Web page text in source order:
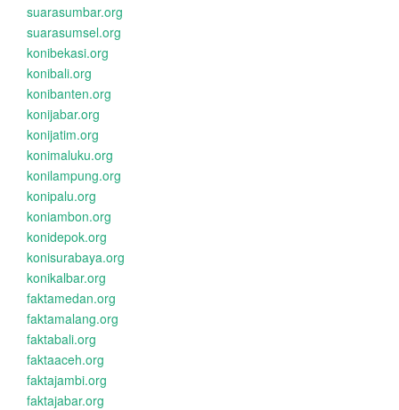
suarasumbar.org
suarasumsel.org
konibekasi.org
konibali.org
konibanten.org
konijabar.org
konijatim.org
konimaluku.org
konilampung.org
konipalu.org
koniambon.org
konidepok.org
konisurabaya.org
konikalbar.org
faktamedan.org
faktamalang.org
faktabali.org
faktaaceh.org
faktajambi.org
faktajabar.org